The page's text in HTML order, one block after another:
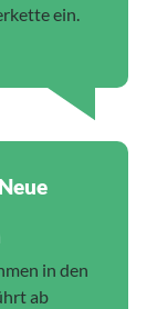
ein.
in den
ab